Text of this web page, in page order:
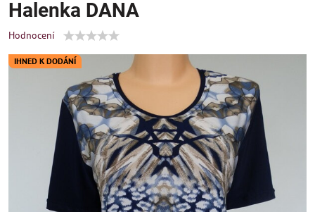
IHNED K DODÁNÍ
Halenka DANA
Hodnocení